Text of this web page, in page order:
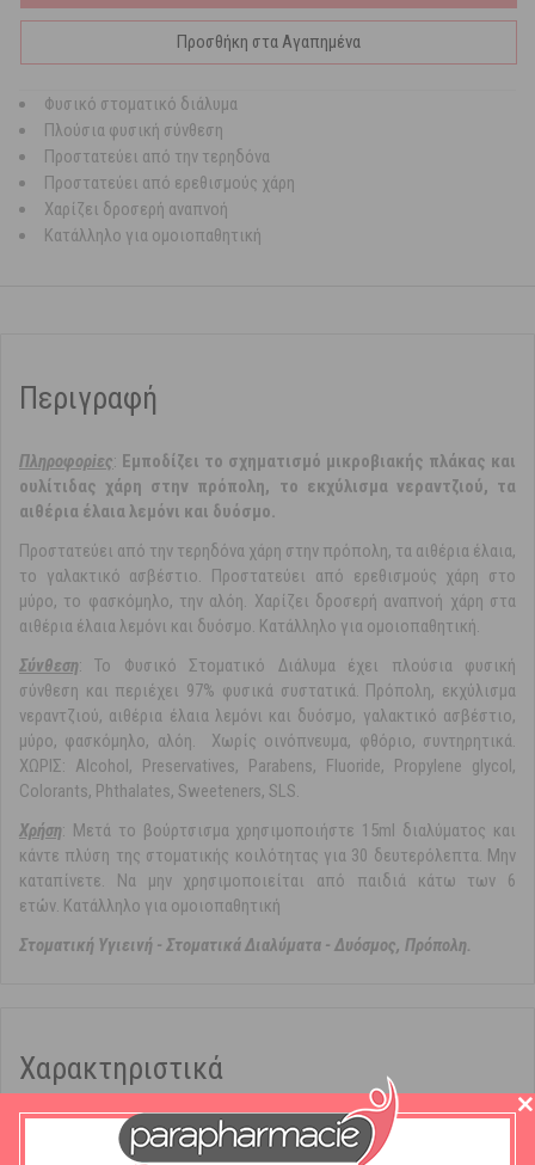
Προσθήκη στα Αγαπημένα
Φυσικό στοματικό διάλυμα
Πλούσια φυσική σύνθεση
Προστατεύει από την τερηδόνα
Προστατεύει από ερεθισμούς χάρη
Χαρίζει δροσερή αναπνοή
Κατάλληλο για ομοιοπαθητική
Περιγραφή
Πληρoφορiες: Εμποδίζει το σχηματισμό μικροβιακής πλάκας και
ουλίτιδας χάρη στην πρόπολη, το εκχύλισμα νεραντζιού, τα
αιθέρια έλαια λεμόνι και δυόσμο.
Προστατεύει από την τερηδόνα χάρη στην πρόπολη, τα αιθέρια έλαια,
το γαλακτικό ασβέστιο. Προστατεύει από ερεθισμούς χάρη στο
μύρο, το φασκόμηλο, την αλόη. Χαρίζει δροσερή αναπνοή χάρη στα
αιθέρια έλαια λεμόνι και δυόσμο. Κατάλληλο για ομοιοπαθητική.
Σύνθεση: Το Φυσικό Στοματικό Διάλυμα έχει πλούσια φυσική
σύνθεση και περιέχει 97% φυσικά συστατικά. Πρόπολη, εκχύλισμα
νεραντζιού, αιθέρια έλαια λεμόνι και δυόσμο, γαλακτικό ασβέστιο,
μύρο, φασκόμηλο, αλόη. Χωρίς οινόπνευμα, φθόριο, συντηρητικά.
ΧΩΡΙΣ: Alcohol, Preservatives, Parabens, Fluoride, Propylene glycol,
Colorants, Phthalates, Sweeteners, SLS.
Χρήση: Μετά το βούρτσισμα χρησιμοποιήστε 15ml διαλύματος και
κάντε πλύση της στοματικής κοιλότητας για 30 δευτερόλεπτα. Μην
καταπίνετε. Να μην χρησιμοποιείται από παιδιά κάτω των 6
ετών. Κατάλληλο για ομοιοπαθητική
Στοματική Υγιεινή - Στοματικά Διαλύματα - Δυόσμος, Πρόπολη.
Χαρακτηριστικά
Apivita